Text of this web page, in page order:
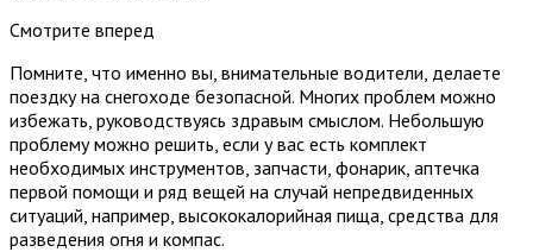
Смотрите вперед
Помните, что именно вы, внимательные водители, делаете
поездку на снегоходе безопасной. Многих проблем можно
избежать, руководствуясь здравым смыслом. Небольшую
проблему можно решить, если у вас есть комплект
необходимых инструментов, запчасти, фонарик, аптечка
первой помощи и ряд вещей на случай непредвиденных
ситуаций, например, высококалорийная пища, средства для
разведения огня и компас.